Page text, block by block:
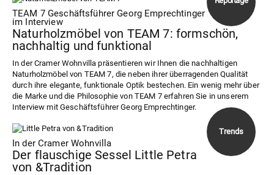
TEAM 7 Geschäftsführer Georg Emprechtinger
im Interview
Naturholzmöbel von TEAM 7: formschön,
nachhaltig und funktional
In der Cramer Wohnvilla präsentieren wir Ihnen die nachhaltigen
Naturholzmöbel von TEAM 7, die neben ihrer überragenden Qualität
durch ihre elegante, funktionale Optik bestechen. Ein wenig mehr über
die Marke und die Philosophie von TEAM 7 erfahren Sie in unserem
Interview mit Geschäftsführer Georg Emprechtinger.
In der Cramer Wohnvilla
Der flauschige Sessel Little Petra
von &Tradition